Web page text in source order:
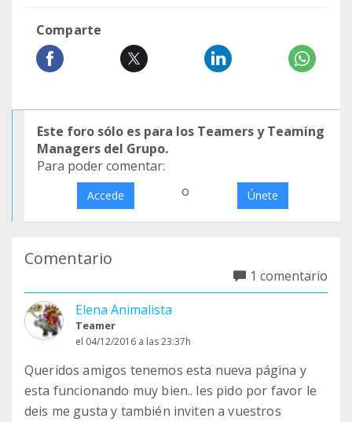
Comparte
Este foro sólo es para los Teamers y Teaming
Managers del Grupo.
Para poder comentar:
Accede o Únete
Comentario
1 comentario
Elena Animalista
Teamer
el 04/12/2016 a las 23:37h
Queridos amigos tenemos esta nueva página y
esta funcionando muy bien.. les pido por favor le
deis me gusta y también inviten a vuestros